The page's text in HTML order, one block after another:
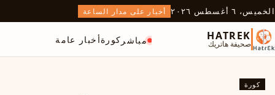
الخميس، ٦ أغسطس ٢٠٢٦ أخبار على مدار الساعة
HATREK
صحيفة هاتريك مباشر كورةأخبار عامة
كورة